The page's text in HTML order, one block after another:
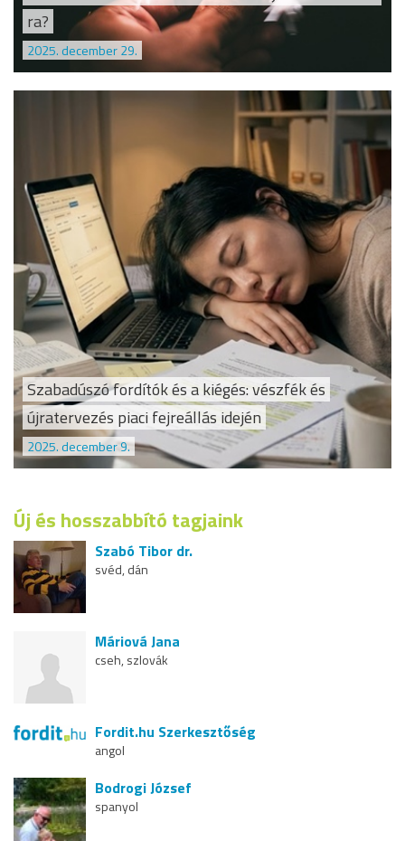
ra?
2025. december 29.
Szabadúszó fordítók és a kiégés: vészfék és
újratervezés piaci fejreállás idején
2025. december 9.
Új és hosszabbító tagjaink
Szabó Tibor dr.
svéd, dán
Máriová Jana
cseh, szlovák
Fordit.hu Szerkesztőség
angol
Bodrogi József
spanyol